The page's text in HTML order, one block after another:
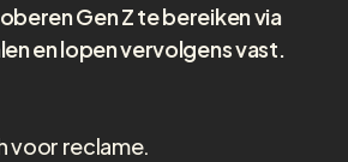
Gen Z te bereiken via
en lopen vervolgens vast.
voor reclame.